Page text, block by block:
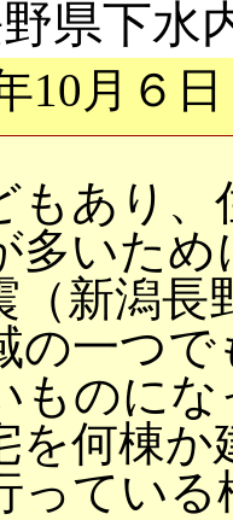
県下水
10月６日
あり、
多いため
（新潟長
の一つ
ものに
を何棟
ってい